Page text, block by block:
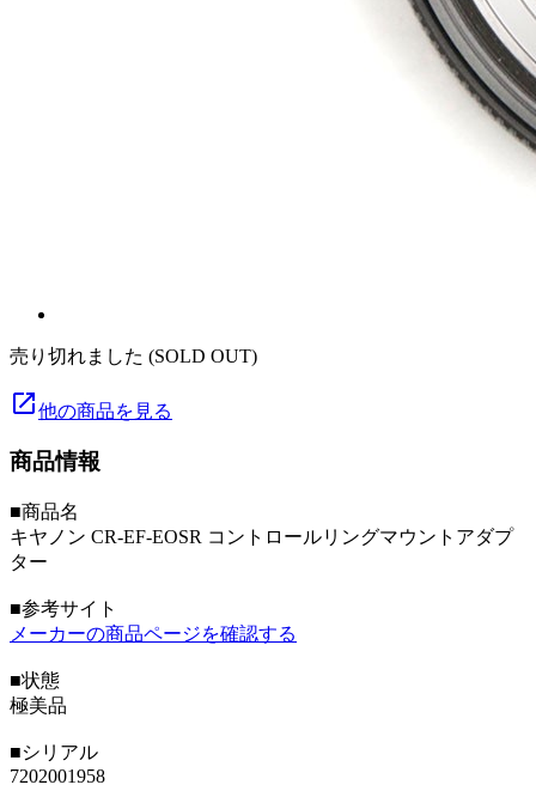
売り切れました (SOLD OUT)
launch他の商品を見る
商品情報
■商品名
キヤノン CR-EF-EOSR コントロールリングマウントアダプ
ター
■参考サイト
メーカーの商品ページを確認する
■状態
極美品
■シリアル
7202001958